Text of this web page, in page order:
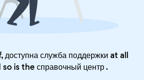
служба поддержки at all
is theсправочный центр.